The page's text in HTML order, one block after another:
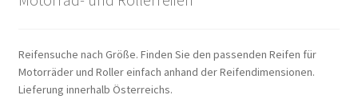
Reifensuche nach Größe. Finden Sie den passenden Reifen für
Motorräder und Roller einfach anhand der Reifendimensionen.
Lieferung innerhalb Österreichs.